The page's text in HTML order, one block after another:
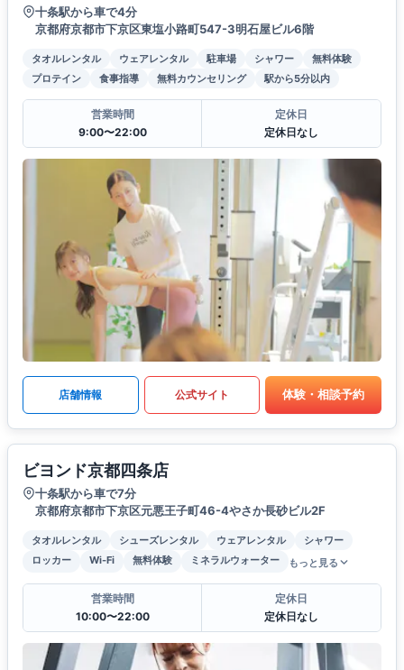
十条駅から車で4分
京都府京都市下京区東塩小路町547-3明石屋ビル6階
タオルレンタル ウェアレンタル 駐車場 シャワー
無料体験
プロテイン
食事指導 無料カウンセリング 駅から5分以内
営業時間
9:00〜22:00
定休日
定休日なし
店舗情報 公式サイト 体験・相談予約
ビヨンド京都四条店
十条駅から車で7分
京都府京都市下京区元悪王子町46-4やさか長砂ビル2F
タオルレンタル シューズレンタル ウェアレンタル
シャワー
ロッカー
Wi-Fi 無料体験 ミネラルウォーター もっと見る
営業時間
10:00〜22:00
定休日
定休日なし